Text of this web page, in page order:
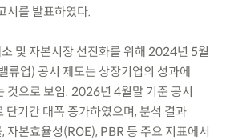
서를 발표하였다.
및 자본시장 선진화를 위해 2024년 5월
류업) 공시 제도는 상장기업의 성과에
것으로 보임. 2026년 4월말 기준 공시
기간 대폭 증가하였으며, 분석 결과
자본효율성(ROE), PBR 등 주요 지표에서